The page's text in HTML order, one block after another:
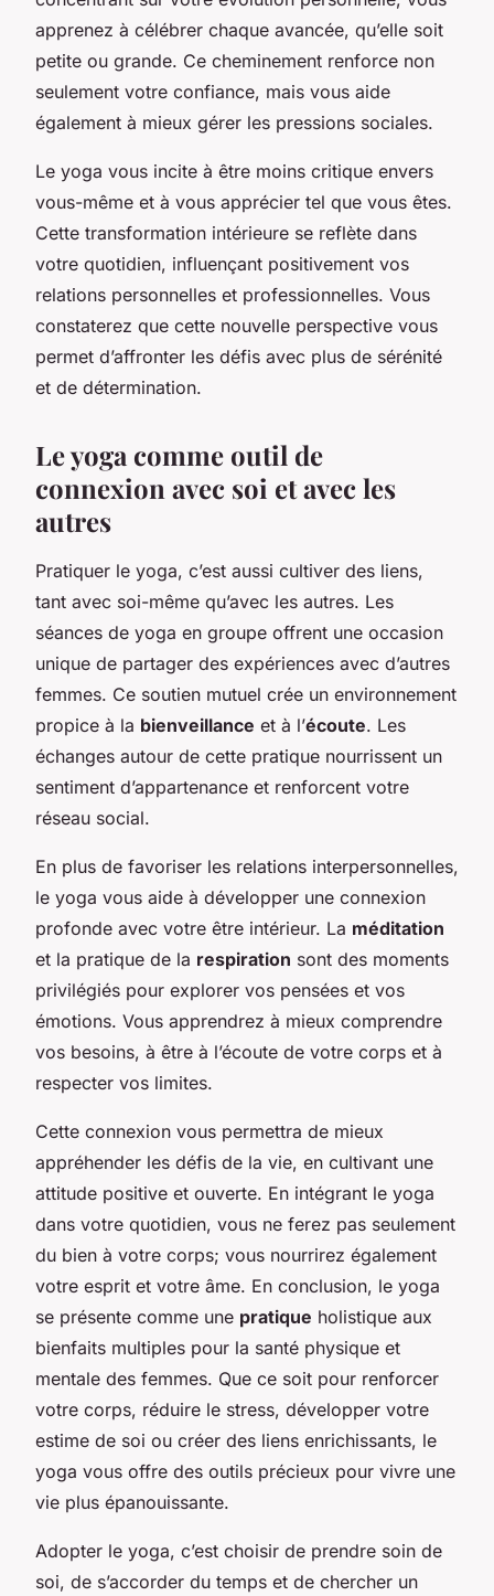
apprenez à célébrer chaque avancée, qu’elle soit
petite ou grande. Ce cheminement renforce non
seulement votre confiance, mais vous aide
également à mieux gérer les pressions sociales.
Le yoga vous incite à être moins critique envers
vous-même et à vous apprécier tel que vous êtes.
Cette transformation intérieure se reflète dans
votre quotidien, influençant positivement vos
relations personnelles et professionnelles. Vous
constaterez que cette nouvelle perspective vous
permet d’affronter les défis avec plus de sérénité
et de détermination.
Le yoga comme outil de
connexion avec soi et avec les
autres
Pratiquer le yoga, c’est aussi cultiver des liens,
tant avec soi-même qu’avec les autres. Les
séances de yoga en groupe offrent une occasion
unique de partager des expériences avec d’autres
femmes. Ce soutien mutuel crée un environnement
propice à la bienveillance et à l’écoute. Les
échanges autour de cette pratique nourrissent un
sentiment d’appartenance et renforcent votre
réseau social.
En plus de favoriser les relations interpersonnelles,
le yoga vous aide à développer une connexion
profonde avec votre être intérieur. La méditation
et la pratique de la respiration sont des moments
privilégiés pour explorer vos pensées et vos
émotions. Vous apprendrez à mieux comprendre
vos besoins, à être à l’écoute de votre corps et à
respecter vos limites.
Cette connexion vous permettra de mieux
appréhender les défis de la vie, en cultivant une
attitude positive et ouverte. En intégrant le yoga
dans votre quotidien, vous ne ferez pas seulement
du bien à votre corps; vous nourrirez également
votre esprit et votre âme. En conclusion, le yoga
se présente comme une pratique holistique aux
bienfaits multiples pour la santé physique et
mentale des femmes. Que ce soit pour renforcer
votre corps, réduire le stress, développer votre
estime de soi ou créer des liens enrichissants, le
yoga vous offre des outils précieux pour vivre une
vie plus épanouissante.
Adopter le yoga, c’est choisir de prendre soin de
soi, de s’accorder du temps et de chercher un